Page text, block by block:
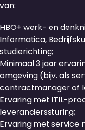
van:
HBO+ werk- en
Informatica,
studierichting;
Minimaal 3 jaar
omgeving (bijv. als
contractmanager of
Ervaring met ITIL-
leverancierssturing;
Ervaring met service